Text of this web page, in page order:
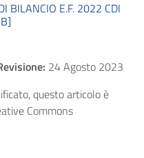
BILANCIO E.F. 2022 CDI
24 Agosto 2023
questo articolo è
Commons